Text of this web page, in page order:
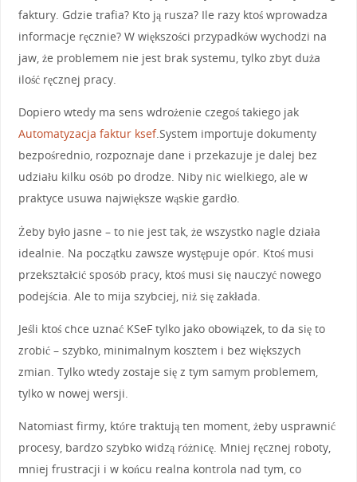
faktury. Gdzie trafia? Kto ją rusza? Ile razy ktoś wprowadza
informacje ręcznie? W większości przypadków wychodzi na
jaw, że problemem nie jest brak systemu, tylko zbyt duża
ilość ręcznej pracy.
Dopiero wtedy ma sens wdrożenie czegoś takiego jak
Automatyzacja faktur ksef.System importuje dokumenty
bezpośrednio, rozpoznaje dane i przekazuje je dalej bez
udziału kilku osób po drodze. Niby nic wielkiego, ale w
praktyce usuwa największe wąskie gardło.
Żeby było jasne – to nie jest tak, że wszystko nagle działa
idealnie. Na początku zawsze występuje opór. Ktoś musi
przekształcić sposób pracy, ktoś musi się nauczyć nowego
podejścia. Ale to mija szybciej, niż się zakłada.
Jeśli ktoś chce uznać KSeF tylko jako obowiązek, to da się to
zrobić – szybko, minimalnym kosztem i bez większych
zmian. Tylko wtedy zostaje się z tym samym problemem,
tylko w nowej wersji.
Natomiast firmy, które traktują ten moment, żeby usprawnić
procesy, bardzo szybko widzą różnicę. Mniej ręcznej roboty,
mniej frustracji i w końcu realna kontrola nad tym, co